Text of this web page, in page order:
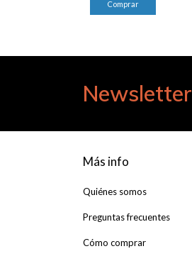
Newsletter
Más info
Quiénes somos
Preguntas frecuentes
Cómo comprar